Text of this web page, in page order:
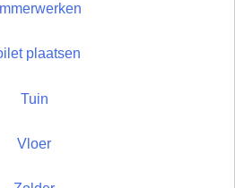
plaatsen
Tuin
Vloer